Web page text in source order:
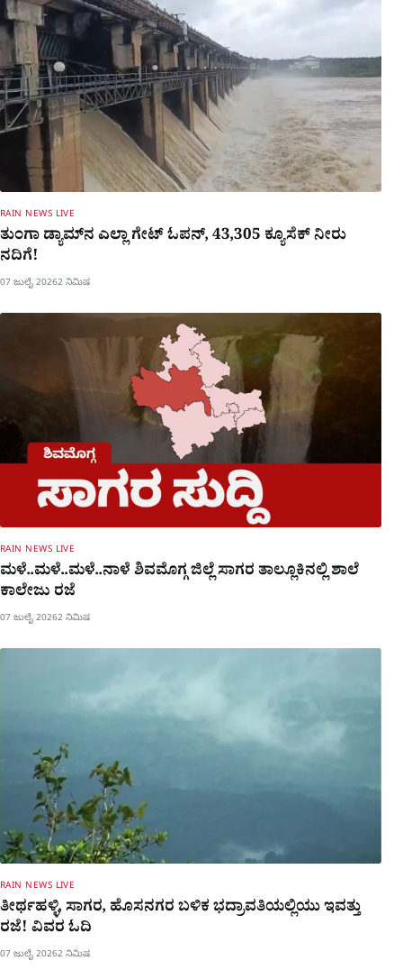
RAIN NEWS LIVE
ತುಂಗಾ ಡ್ಯಾಮ್​ನ ಎಲ್ಲಾ ಗೇಟ್ ಓಪನ್, 43,305 ಕ್ಯೂಸೆಕ್ ನೀರು
ನದಿಗೆ!
07 ಜುಲೈ 20262 ನಿಮಿಷ
RAIN NEWS LIVE
ಮಳೆ..ಮಳೆ..ಮಳೆ..ನಾಳೆ ಶಿವಮೊಗ್ಗ ಜಿಲ್ಲೆ ಸಾಗರ ತಾಲ್ಲೂಕಿನಲ್ಲಿ ಶಾಲೆ
ಕಾಲೇಜು ರಜೆ
07 ಜುಲೈ 20262 ನಿಮಿಷ
RAIN NEWS LIVE
ತೀರ್ಥಹಳ್ಳಿ, ಸಾಗರ, ಹೊಸನಗರ ಬಳಿಕ ಭದ್ರಾವತಿಯಲ್ಲಿಯು ಇವತ್ತು
ರಜೆ! ವಿವರ ಓದಿ
07 ಜುಲೈ 20262 ನಿಮಿಷ